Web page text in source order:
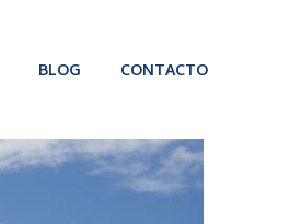
BLOG CONTACTO